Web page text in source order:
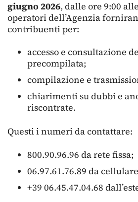
giugno 2026, dalle ore 9:00
operatori dell’Agenzia
contribuenti per:
accesso e consultazione
precompilata;
compilazione e
chiarimenti su dubbi e
riscontrate.
Questi i numeri da contattare:
800.90.96.96 da rete fissa;
06.97.61.76.89 da
+39 06.45.47.04.68